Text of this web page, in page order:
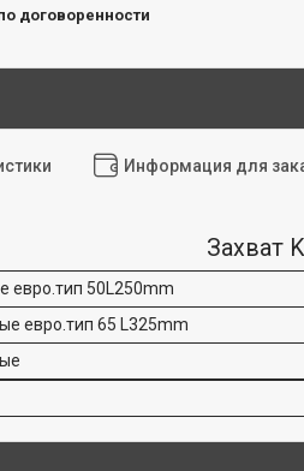
договоренности
Информация для
Захват
евро.тип 50L250mm
евро.тип 65 L325mm